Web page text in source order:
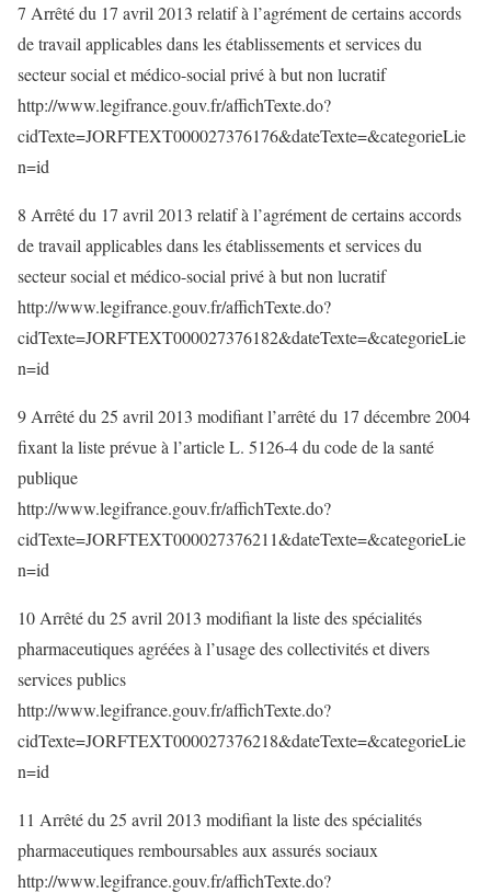
7 Arrêté du 17 avril 2013 relatif à l’agrément de certains accords
de travail applicables dans les établissements et services du
secteur social et médico-social privé à but non lucratif
http://www.legifrance.gouv.fr/affichTexte.do?
cidTexte=JORFTEXT000027376176&dateTexte=&categorieLie
n=id
8 Arrêté du 17 avril 2013 relatif à l’agrément de certains accords
de travail applicables dans les établissements et services du
secteur social et médico-social privé à but non lucratif
http://www.legifrance.gouv.fr/affichTexte.do?
cidTexte=JORFTEXT000027376182&dateTexte=&categorieLie
n=id
9 Arrêté du 25 avril 2013 modifiant l’arrêté du 17 décembre 2004
fixant la liste prévue à l’article L. 5126-4 du code de la santé
publique
http://www.legifrance.gouv.fr/affichTexte.do?
cidTexte=JORFTEXT000027376211&dateTexte=&categorieLie
n=id
10 Arrêté du 25 avril 2013 modifiant la liste des spécialités
pharmaceutiques agréées à l’usage des collectivités et divers
services publics
http://www.legifrance.gouv.fr/affichTexte.do?
cidTexte=JORFTEXT000027376218&dateTexte=&categorieLie
n=id
11 Arrêté du 25 avril 2013 modifiant la liste des spécialités
pharmaceutiques remboursables aux assurés sociaux
http://www.legifrance.gouv.fr/affichTexte.do?